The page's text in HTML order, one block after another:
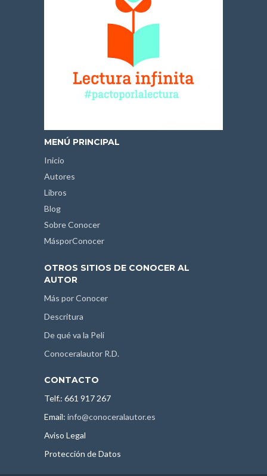
MENÚ PRINCIPAL
Inicio
Autores
Libros
Blog
Sobre Conocer
MásporConocer
OTROS SITIOS DE CONOCER AL
AUTOR
Más por Conocer
Descritura
De qué va la Peli
Conoceralautor R.D.
CONTACTO
Telf.: 661 917 267
Email: info@conoceralautor.es
Aviso Legal
Protección de Datos